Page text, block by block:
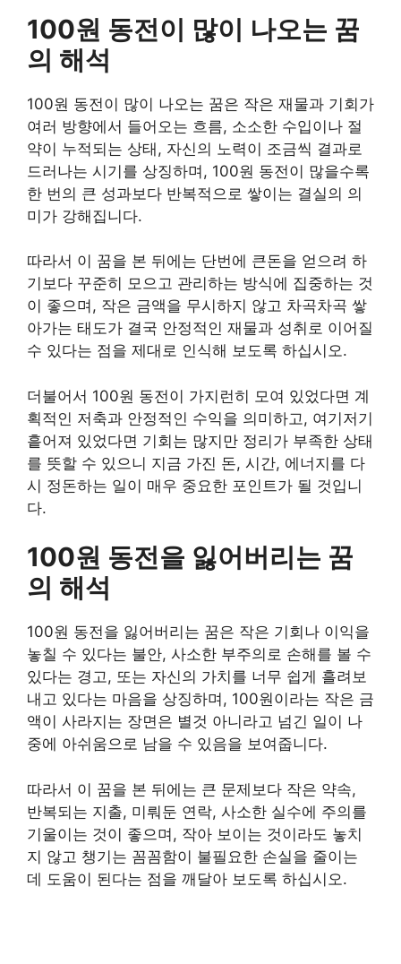
100원 동전이 많이 나오는 꿈
의 해석
100원 동전이 많이 나오는 꿈은 작은 재물과 기회가
여러 방향에서 들어오는 흐름, 소소한 수입이나 절
약이 누적되는 상태, 자신의 노력이 조금씩 결과로
드러나는 시기를 상징하며, 100원 동전이 많을수록
한 번의 큰 성과보다 반복적으로 쌓이는 결실의 의
미가 강해집니다.
따라서 이 꿈을 본 뒤에는 단번에 큰돈을 얻으려 하
기보다 꾸준히 모으고 관리하는 방식에 집중하는 것
이 좋으며, 작은 금액을 무시하지 않고 차곡차곡 쌓
아가는 태도가 결국 안정적인 재물과 성취로 이어질
수 있다는 점을 제대로 인식해 보도록 하십시오.
더불어서 100원 동전이 가지런히 모여 있었다면 계
획적인 저축과 안정적인 수익을 의미하고, 여기저기
흩어져 있었다면 기회는 많지만 정리가 부족한 상태
를 뜻할 수 있으니 지금 가진 돈, 시간, 에너지를 다
시 정돈하는 일이 매우 중요한 포인트가 될 것입니
다.
100원 동전을 잃어버리는 꿈
의 해석
100원 동전을 잃어버리는 꿈은 작은 기회나 이익을
놓칠 수 있다는 불안, 사소한 부주의로 손해를 볼 수
있다는 경고, 또는 자신의 가치를 너무 쉽게 흘려보
내고 있다는 마음을 상징하며, 100원이라는 작은 금
액이 사라지는 장면은 별것 아니라고 넘긴 일이 나
중에 아쉬움으로 남을 수 있음을 보여줍니다.
따라서 이 꿈을 본 뒤에는 큰 문제보다 작은 약속,
반복되는 지출, 미뤄둔 연락, 사소한 실수에 주의를
기울이는 것이 좋으며, 작아 보이는 것이라도 놓치
지 않고 챙기는 꼼꼼함이 불필요한 손실을 줄이는
데 도움이 된다는 점을 깨달아 보도록 하십시오.